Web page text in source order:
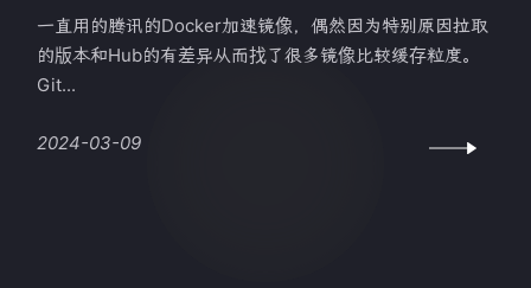
一直用的腾讯的Docker加速镜像，偶然因为特别原因拉取
的版本和Hub的有差异从而找了很多镜像比较缓存粒度。
Git...
2024-03-09